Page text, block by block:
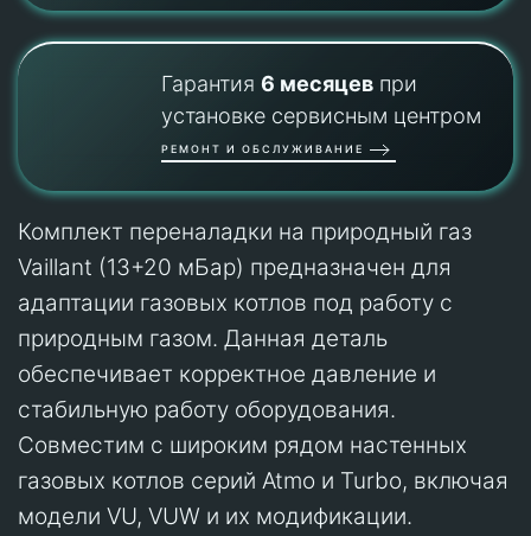
Гарантия 6 месяцевпри
установке сервисным центром
РЕМОНТ И ОБСЛУЖИВАНИЕ
Комплект переналадки на природный газ
Vaillant (13+20 мБар) предназначен для
адаптации газовых котлов под работу с
природным газом. Данная деталь
обеспечивает корректное давление и
стабильную работу оборудования.
Совместим с широким рядом настенных
газовых котлов серий Atmo и Turbo, включая
модели VU, VUW и их модификации.